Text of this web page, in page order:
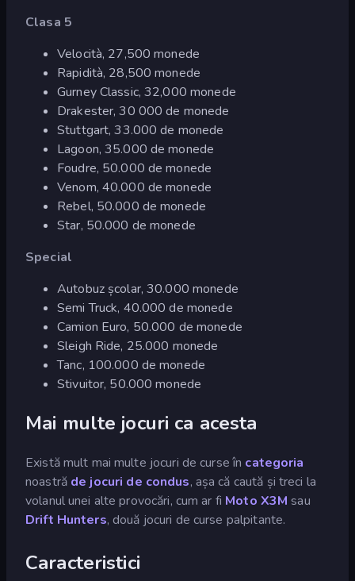
Clasa 5
Velocità, 27,500 monede
Rapidità, 28,500 monede
Gurney Classic, 32,000 monede
Drakester, 30 000 de monede
Stuttgart, 33.000 de monede
Lagoon, 35.000 de monede
Foudre, 50.000 de monede
Venom, 40.000 de monede
Rebel, 50.000 de monede
Star, 50.000 de monede
Special
Autobuz școlar, 30.000 monede
Semi Truck, 40.000 de monede
Camion Euro, 50.000 de monede
Sleigh Ride, 25.000 monede
Tanc, 100.000 de monede
Stivuitor, 50.000 monede
Mai multe jocuri ca acesta
Există mult mai multe jocuri de curse în categoria
noastră de jocuri de condus, așa că caută și treci la
volanul unei alte provocări, cum ar fi Moto X3Msau
Drift Hunters, două jocuri de curse palpitante.
Caracteristici